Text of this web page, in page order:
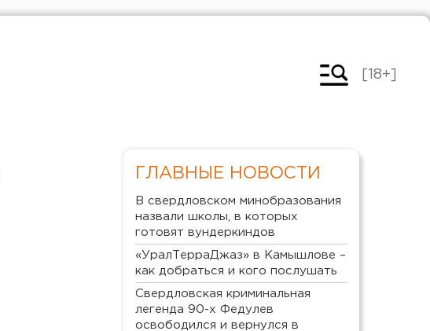
[18+]
ГЛАВНЫЕ НОВОСТИ
В свердловском минобразования
назвали школы, в которых
готовят вундеркиндов
«УралТерраДжаз» в Камышлове –
как добраться и кого послушать
Свердловская криминальная
легенда 90-х Федулев
освободился и вернулся в